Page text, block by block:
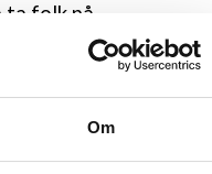
Om
ta folk på